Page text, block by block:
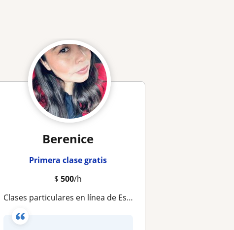
Berenice
Primera clase gratis
$500/h
Clases particulares en línea de Español